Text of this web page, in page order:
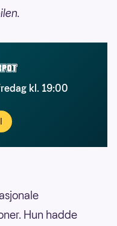
kl. 19:00
Hun hadde